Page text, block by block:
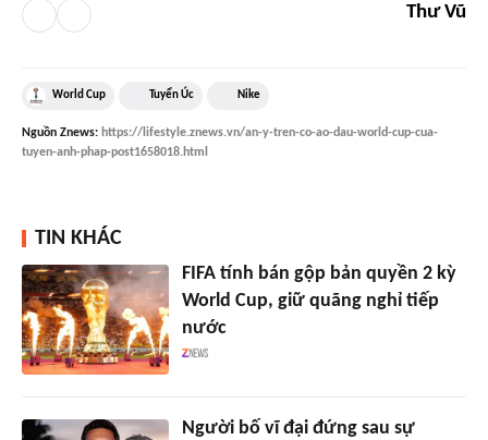
Thư Vũ
World Cup Tuyển Úc Nike
Nguồn Znews: https://lifestyle.znews.vn/an-y-tren-co-ao-dau-world-cup-cua-
tuyen-anh-phap-post1658018.html
TIN KHÁC
FIFA tính bán gộp bản quyền 2 kỳ
World Cup, giữ quãng nghỉ tiếp
nước
Người bố vĩ đại đứng sau sự